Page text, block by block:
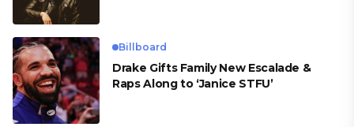
Billboard
Drake Gifts Family New Escalade &
Raps Along to ‘Janice STFU’